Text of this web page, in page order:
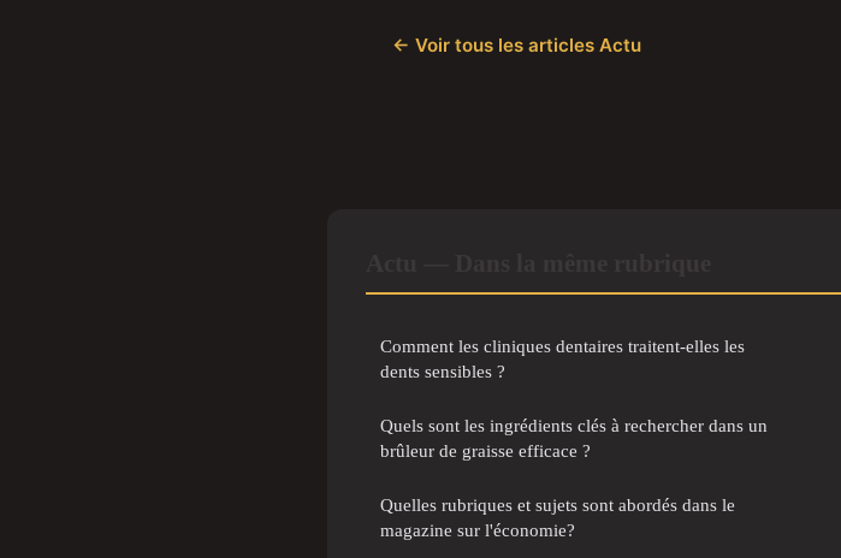
← Voir tous les articles Actu
Comment les cliniques dentaires traitent-elles les
dents sensibles ?
Quels sont les ingrédients clés à rechercher dans un
brûleur de graisse efficace ?
Quelles rubriques et sujets sont abordés dans le
magazine sur l'économie?